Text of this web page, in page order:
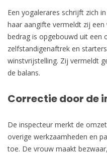
Een yogalerares schrijft zich
haar aangifte vermeldt zij
bedrag is opgebouwd uit een
zelfstandigenaftrek en
winstvrijstelling. Zij vermeldt
de balans.
Correctie door de
De inspecteur merkt de
overige werkzaamheden en
toe. De vrouw maakt